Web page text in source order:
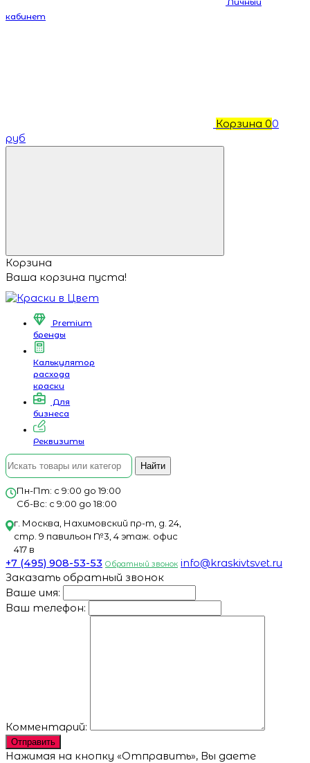
кабинет
Корзина 00
руб
Корзина
Ваша корзина пуста!
Premium
бренды
Калькулятор
расхода
краски
Для
бизнеса
Реквизиты
Найти
Пн-Пт: с 9:00 до 19:00
Сб-Вс: с 9:00 до 18:00
г. Москва, Нахимовский пр-т, д. 24,
стр. 9 павильон №3, 4 этаж. офис
417 в
+7 (495) 908-53-53 Обратный звонок info@kraskivtsvet.ru
Заказать обратный звонок
Ваше имя:
Ваш телефон:
Комментарий:
Отправить
Нажимая на кнопку «Отправить», Вы даете